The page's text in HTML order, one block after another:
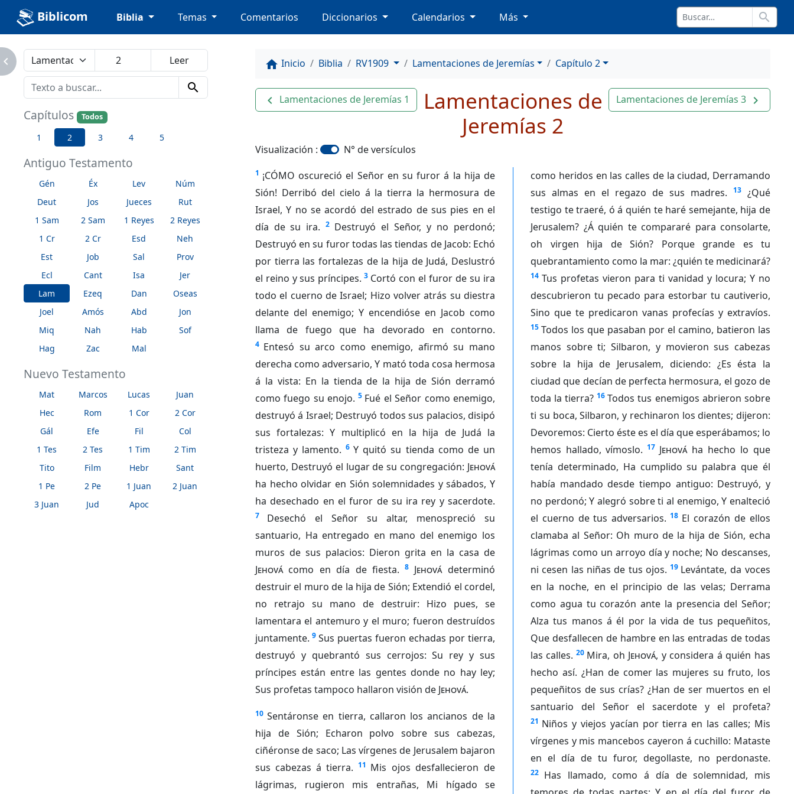
Biblicom Biblia Temas Comentarios Diccionarios Calendarios Más search
search
Capítulos Todos
1 2 3 4 5
Antiguo Testamento
Gén Éx Lev
Núm
Deut
Jos Jueces
Rut
1 Sam
2 Sam 1 Reyes
2 Reyes
1 Cr
2 Cr Esd
Neh
Est
Job Sal
Prov
Ecl
Cant Isa
Jer
Lam
Ezeq Dan
Oseas
Joel
Amós Abd
Jon
Miq
Nah Hab
Sof
Hag
Zac Mal
Nuevo Testamento
Mat Marcos Lucas
Juan
Hec
Rom 1 Cor
2 Cor
Gál
Efe Fil
Col
1 Tes
2 Tes 1 Tim
2 Tim
Tito
Film Hebr
Sant
1 Pe
2 Pe 1 Juan
2 Juan
3 Juan
Jud Apoc
home Inicio Biblia RV1909 Lamentaciones de Jeremías Capítulo 2
navigate_before Lamentaciones de Jeremías 1 Lamentaciones de Jeremías 3 navigate_next
Lamentaciones de
Jeremías 2
Visualización : N° de versículos
1 ¡CÓMO oscureció el Señor en su furor á la hija de
Sión! Derribó del cielo á la tierra la hermosura de
Israel, Y no se acordó del estrado de sus pies en el
día de su ira. 2 Destruyó el Señor, y no perdonó;
Destruyó en su furor todas las tiendas de Jacob: Echó
por tierra las fortalezas de la hija de Judá, Deslustró
el reino y sus príncipes. 3 Cortó con el furor de su ira
todo el cuerno de Israel; Hizo volver atrás su diestra
delante del enemigo; Y encendióse en Jacob como
llama de fuego que ha devorado en contorno.
4 Entesó su arco como enemigo, afirmó su mano
derecha como adversario, Y mató toda cosa hermosa
á la vista: En la tienda de la hija de Sión derramó
como fuego su enojo. 5 Fué el Señor como enemigo,
destruyó á Israel; Destruyó todos sus palacios, disipó
sus fortalezas: Y multiplicó en la hija de Judá la
tristeza y lamento. 6 Y quitó su tienda como de un
huerto, Destruyó el lugar de su congregación: Jehová
ha hecho olvidar en Sión solemnidades y sábados, Y
ha desechado en el furor de su ira rey y sacerdote.
7
Desechó el Señor su altar, menospreció su
santuario, Ha entregado en mano del enemigo los
muros de sus palacios: Dieron grita en la casa de
Jehovácomo en día de fiesta. 8 Jehovádeterminó
destruir el muro de la hija de Sión; Extendió el cordel,
no retrajo su mano de destruir: Hizo pues, se
lamentara el antemuro y el muro; fueron destruídos
juntamente. 9 Sus puertas fueron echadas por tierra,
destruyó y quebrantó sus cerrojos: Su rey y sus
príncipes están entre las gentes donde no hay ley;
Sus profetas tampoco hallaron visión de Jehová.
10 Sentáronse en tierra, callaron los ancianos de la
hija de Sión; Echaron polvo sobre sus cabezas,
ciñéronse de saco; Las vírgenes de Jerusalem bajaron
sus cabezas á tierra. 11 Mis ojos desfallecieron de
lágrimas, rugieron mis entrañas, Mi hígado se
como heridos en las calles de la ciudad, Derramando
sus almas en el regazo de sus madres.
13 ¿Qué
testigo te traeré, ó á quién te haré semejante, hija de
Jerusalem? ¿Á quién te compararé para consolarte,
oh virgen hija de Sión? Porque grande es tu
quebrantamiento como la mar: ¿quién te medicinará?
14 Tus profetas vieron para ti vanidad y locura; Y no
descubrieron tu pecado para estorbar tu cautiverio,
Sino que te predicaron vanas profecías y extravíos.
15 Todos los que pasaban por el camino, batieron las
manos sobre ti; Silbaron, y movieron sus cabezas
sobre la hija de Jerusalem, diciendo: ¿Es ésta la
ciudad que decían de perfecta hermosura, el gozo de
toda la tierra? 16 Todos tus enemigos abrieron sobre
ti su boca, Silbaron, y rechinaron los dientes; dijeron:
Devoremos: Cierto éste es el día que esperábamos; lo
hemos hallado, vímoslo. 17 Jehováha hecho lo que
tenía determinado, Ha cumplido su palabra que él
había mandado desde tiempo antiguo: Destruyó, y
no perdonó; Y alegró sobre ti al enemigo, Y enalteció
el cuerno de tus adversarios. 18 El corazón de ellos
clamaba al Señor: Oh muro de la hija de Sión, echa
lágrimas como un arroyo día y noche; No descanses,
ni cesen las niñas de tus ojos. 19 Levántate, da voces
en la noche, en el principio de las velas; Derrama
como agua tu corazón ante la presencia del Señor;
Alza tus manos á él por la vida de tus pequeñitos,
Que desfallecen de hambre en las entradas de todas
las calles. 20 Mira, oh Jehová, y considera á quién has
hecho así. ¿Han de comer las mujeres su fruto, los
pequeñitos de sus crías? ¿Han de ser muertos en el
santuario del Señor el sacerdote y el profeta?
21 Niños y viejos yacían por tierra en las calles; Mis
vírgenes y mis mancebos cayeron á cuchillo: Mataste
en el día de tu furor, degollaste, no perdonaste.
22 Has llamado, como á día de solemnidad, mis